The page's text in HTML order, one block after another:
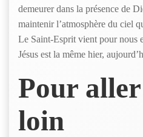
demeurer dans la présence de
maintenir l’atmosphère du ciel
Le Saint-Esprit vient pour nous
Jésus est la même hier,
Pour
loin